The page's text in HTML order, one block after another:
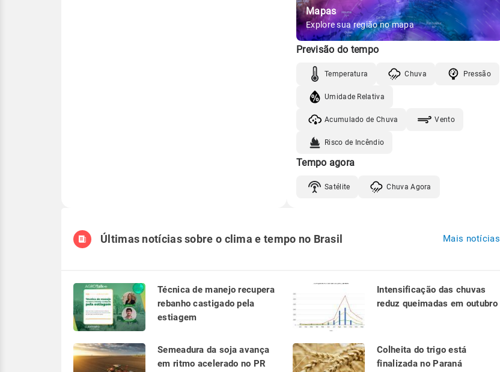
Mapas
Explore sua região no mapa
Previsão do tempo
Temperatura Chuva Pressão
Umidade Relativa
Acumulado de Chuva Vento
Risco de Incêndio
Tempo agora
Satélite Chuva Agora
Últimas notícias sobre o clima e tempo no Brasil Mais notícias
Técnica de manejo recupera
rebanho castigado pela
estiagem
Intensificação das chuvas
reduz queimadas em outubro
Semeadura da soja avança
em ritmo acelerado no PR
Colheita do trigo está
finalizada no Paraná